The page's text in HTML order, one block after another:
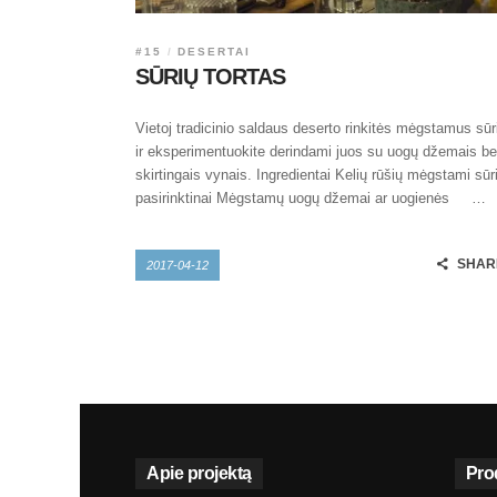
#15 DESERTAI
SŪRIŲ TORTAS
Vietoj tradicinio saldaus deserto rinkitės mėgstamus
ir eksperimentuokite derindami juos su uogų džemais
skirtingais vynais. Ingredientai Kelių rūšių mėgstami
pasirinktinai Mėgstamų uogų džemai ar uogienės …
2017-04-12
Apie projektą